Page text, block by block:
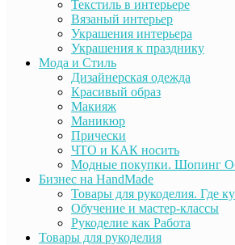
Текстиль в интерьере
Вязаный интерьер
Украшения интерьера
Украшения к празднику
Мода и Стиль
Дизайнерская одежда
Красивый образ
Макияж
Маникюр
Прически
ЧТО и КАК носить
Модные покупки. Шопинг
Бизнес на HandMade
Товары для рукоделия. Где
Обучение и мастер-классы
Рукоделие как Работа
Товары для рукоделия